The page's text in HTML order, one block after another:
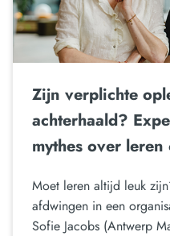
Zijn verplichte
achterhaald?
mythes over
Moet leren altijd leuk
afdwingen in een
Sofie Jacobs (Antwerp